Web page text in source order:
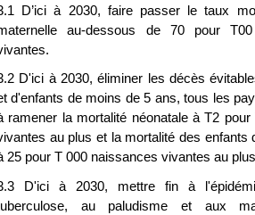
D’ici à 2030, faire passer le taux
au-dessous de 70 pour
D'ici à 2030, éliminer les décès
d'enfants de moins de 5 ans, tous les
ramener la mortalité néonatale à T2
au plus et la mortalité des enfants
25 pour T 000 naissances vivantes au
D'ici à 2030, mettre fin à
au paludisme et aux